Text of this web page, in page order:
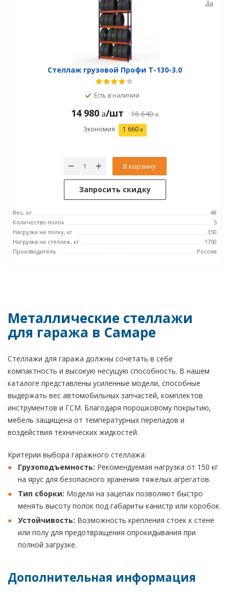
Стеллаж грузовой Профи Т-130-3.0
Есть в наличии
14 980 /шт 16 640
Экономия 1 660
В корзину
Запросить скидку
Вес, кг
48
Количество полок
5
Нагрузка на полку, кг
350
Нагрузка на стеллаж, кг
1750
Производитель
Россия
Металлические стеллажи
для гаража в Самаре
Стеллажи для гаража должны сочетать в себе
компактность и высокую несущую способность. В нашем
каталоге представлены усиленные модели, способные
выдержать вес автомобильных запчастей, комплектов
инструментов и ГСМ. Благодаря порошковому покрытию,
мебель защищена от температурных перепадов и
воздействия технических жидкостей.
Критерии выбора гаражного стеллажа:
Грузоподъемность: Рекомендуемая нагрузка от 150 кг
на ярус для безопасного хранения тяжелых агрегатов.
Тип сборки: Модели на зацепах позволяют быстро
менять высоту полок под габариты канистр или коробок.
Устойчивость: Возможность крепления стоек к стене
или полу для предотвращения опрокидывания при
полной загрузке.
Дополнительная информация